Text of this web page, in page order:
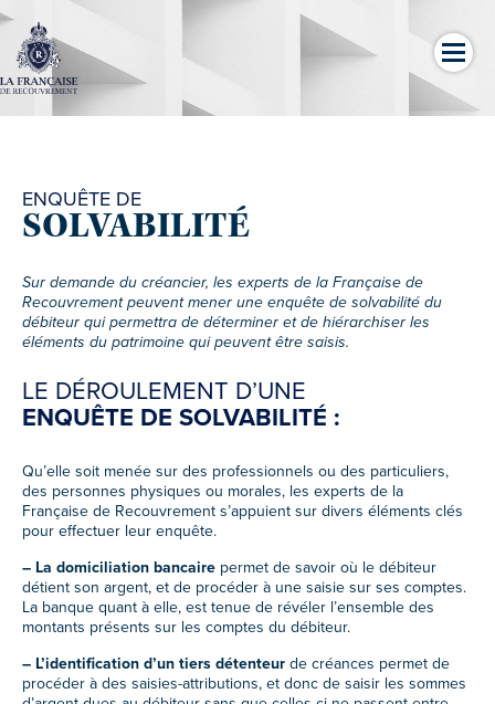
ENQUÊTE DE
SOLVABILITÉ
Sur demande du créancier, les experts de la Française de
Recouvrement peuvent mener une enquête de solvabilité du
débiteur qui permettra de déterminer et de hiérarchiser les
éléments du patrimoine qui peuvent être saisis.
LE DÉROULEMENT D’UNE
ENQUÊTE DE SOLVABILITÉ :
Qu’elle soit menée sur des professionnels ou des particuliers,
des personnes physiques ou morales, les experts de la
Française de Recouvrement s’appuient sur divers éléments clés
pour effectuer leur enquête.
– La domiciliation bancaire permet de savoir où le débiteur
détient son argent, et de procéder à une saisie sur ses comptes.
La banque quant à elle, est tenue de révéler l’ensemble des
montants présents sur les comptes du débiteur.
– L’identification d’un tiers détenteur de créances permet de
procéder à des saisies-attributions, et donc de saisir les sommes